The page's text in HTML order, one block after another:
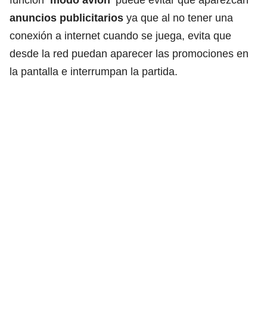
anuncios publicitarios ya que al no tener una
conexión a internet cuando se juega, evita que
desde la red puedan aparecer las promociones en
la pantalla e interrumpan la partida.